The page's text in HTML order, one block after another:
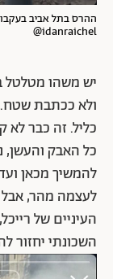
ההרס בתל אביב
idanraichel@
יש משהו מטלטל
ולא ככתבת
כליל. זה כבר לא
כל האבק
להמשיך מכאן
לעצמה מהר, אבל
העיניים של
השכונתי יחזור